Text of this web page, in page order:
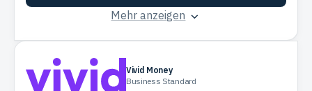
Mehr anzeigen
Vivid Money
Business Standard